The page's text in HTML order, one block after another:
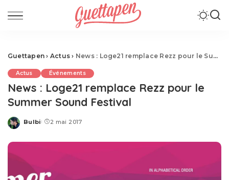
Guettapen › Actus › News : Loge21 remplace Rezz pour le Summer Sound Festival
Actus Événements
News : Loge21 remplace Rezz pour le
Summer Sound Festival
Posted
Bulbi 2 mai 2017